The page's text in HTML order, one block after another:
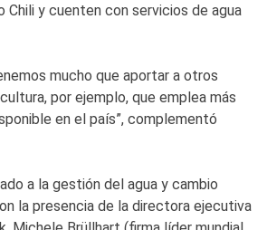
Chili y cuenten con servicios de agua
mucho que aportar a otros
por ejemplo, que emplea más
en el país”, complementó
a la gestión del agua y cambio
la presencia de la directora ejecutiva